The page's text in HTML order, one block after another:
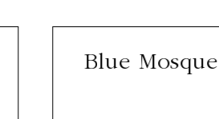
Blue Mosque